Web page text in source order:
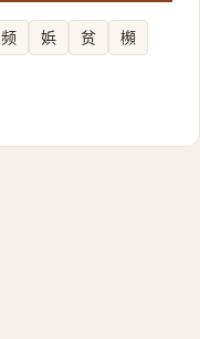
频 娦 贫
㰋